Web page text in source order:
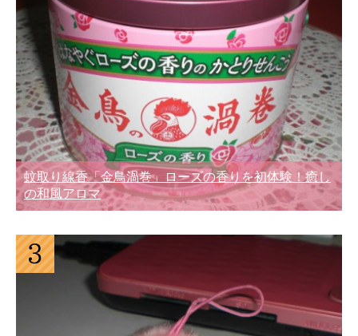
蚊取り線香「金鳥渦巻」ローズの香りを初体験！癒し
の和風アロマ